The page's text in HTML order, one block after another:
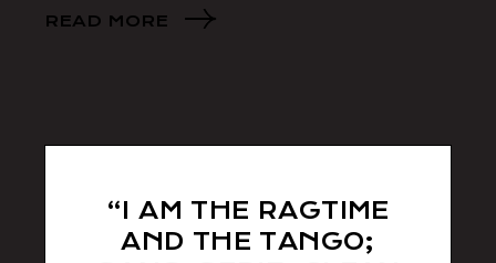
READ MORE
“I AM THE RAGTIME
AND THE TANGO;